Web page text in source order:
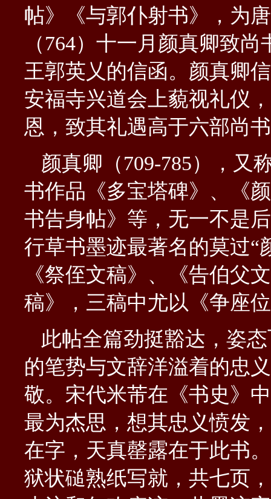
帖》《与郭仆射书》，为
（764）十一月颜真卿致尚
王郭英乂的信函。颜真卿
安福寺兴道会上藐视礼仪
恩，致其礼遇高于六部尚
颜真卿（709-785），又
书作品《多宝塔碑》、《
书告身帖》等，无一不是
行草书墨迹最著名的莫过
《祭侄文稿》、《告伯父
稿》，三稿中尤以《争座
此帖全篇劲挺豁达，姿
的笔势与文辞洋溢着的忠
敬。宋代米芾在《书史》
最为杰思，想其忠义愤发
在字，天真罄露在于此书
狱状磓熟纸写就，共七页